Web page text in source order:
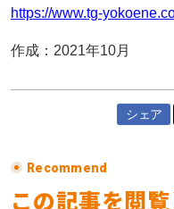
https://www.tg-
作成：2021年10月
シェア
Recommend
この記事を閲